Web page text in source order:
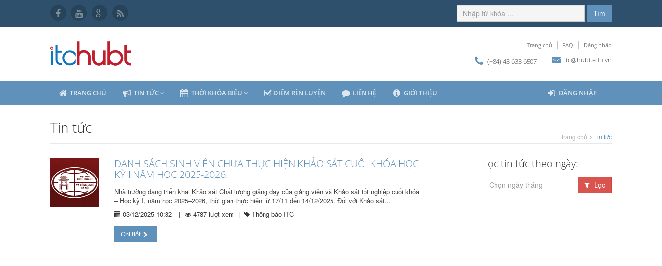
Tìm
Trang chủ FAQ Đăng nhập
(+84) 43 633 6507 itc@hubt.edu.vn
TRANG CHỦ TIN TỨC THỜI KHÓA BIỂU ĐIỂM RÈN LUYỆN LIÊN HỆ GIỚI THIỆU ĐĂNG NHẬP
Tin tức Trang chủ Tin tức
DANH SÁCH SINH VIÊN CHƯA THỰC HIỆN KHẢO SÁT CUỐI KHÓA HỌC
KỲ I NĂM HỌC 2025-2026.
Nhà trường đang triển khai Khảo sát Chất lượng giảng dạy của giảng viên và Khảo sát tốt nghiệp cuối khóa
– Học kỳ I, năm học 2025–2026, thời gian thực hiện từ 17/11 đến 14/12/2025. Đối với Khảo sát...
03/12/2025 10:32
| 4787 lượt xem | Thông báo ITC
Chi tiết
Lọc tin tức theo ngày:
Lọc